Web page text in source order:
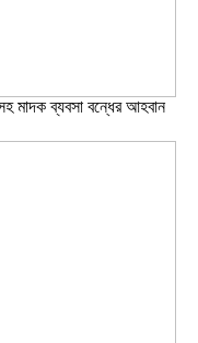
মাদক ব্যবসা বন্ধের আহবান